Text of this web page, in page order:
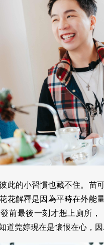
此的小習慣也藏不住。苗
花解釋是因為平時在外能
前最後一刻才想上廁所
道莞婷現在是懷恨在心，